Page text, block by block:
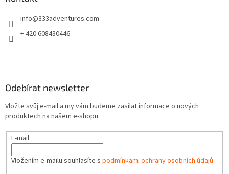
s
info@333adventures.com
+ 420 608430446
Odebírat newsletter
Vložte svůj e-mail a my vám budeme zasílat informace o nových
produktech na našem e-shopu.
E-mail
Vložením e-mailu souhlasíte s podmínkami ochrany osobních údajů